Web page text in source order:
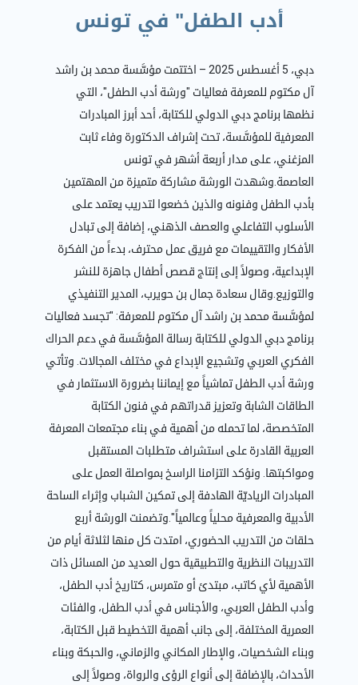
أدب الطفل" في تونس
دبي، 5 أغسطس 2025 – اختتمت مؤسَّسة محمد بن راشد
آل مكتوم للمعرفة فعاليات "ورشة أدب الطفل"، التي
نظمها برنامج دبي الدولي للكتابة، أحد أبرز المبادرات
المعرفية للمؤسَّسة، تحت إشراف الدكتورة وفاء ثابت
المزغني، على مدار أربعة أشهر في تونس
العاصمة.وشهدت الورشة مشاركة متميزة من المهتمين
بأدب الطفل وفنونه والذين خضعوا لتدريب يعتمد على
الأسلوب التفاعلي والعصف الذهني، إضافة إلى تبادل
الأفكار والتقييمات مع فريق عمل محترف، بدءاً من الفكرة
الإبداعية، وصولاً إلى إنتاج قصص أطفال جاهزة للنشر
والتوزيع.وقال سعادة جمال بن حويرب، المدير التنفيذي
لمؤسَّسة محمد بن راشد آل مكتوم للمعرفة: "تجسد فعاليات
برنامج دبي الدولي للكتابة رسالة المؤسَّسة في دعم الحراك
الفكري العربي وتشجيع الإبداع في مختلف المجالات. وتأتي
ورشة أدب الطفل تماشياً مع إيماننا بضرورة الاستثمار في
الطاقات الشابة وتعزيز قدراتهم في فنون الكتابة
المتخصصة، لما تحمله من أهمية في بناء مجتمعات المعرفة
العربية القادرة على استشراف متطلبات المستقبل
ومواكبتها. ونؤكد التزامنا الراسخ بمواصلة العمل على
المبادرات الرياديّة الهادفة إلى تمكين الشباب وإثراء الساحة
الأدبية والمعرفية محلياً وعالمياً".وتضمنت الورشة أربع
حلقات من التدريب الحضوري، امتدت كل منها لثلاثة أيام من
التدريبات النظرية والتطبيقية حول العديد من المسائل ذات
الأهمية لأي كاتب، مبتدئ أو متمرس، كتاريخ أدب الطفل،
وأدب الطفل العربي، والأجناس في أدب الطفل، والفئات
العمرية المختلفة، إلى جانب أهمية التخطيط قبل الكتابة،
وبناء الشخصيات، والإطار المكاني والزماني، والحبكة وبناء
الأحداث، بالإضافة إلى أنواع الرؤى والرواة، وصولاً إلى